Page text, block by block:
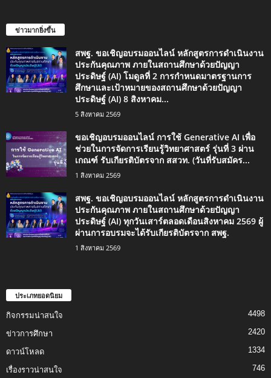
ข่าวมากยิ่งขึ้น
สพฐ. ขอเชิญอบรมออนไลน์ หลักสูตรการดำเนินงาน
ประกันคุณภาพ ภายในสถานศึกษาด้วยปัญญา
ประดิษฐ์ (AI) โมดูลที่ 2 การกำหนดมาตรฐานการ
ศึกษาและเป้าหมายของสถานศึกษาด้วยปัญญา
ประดิษฐ์ (AI) 8 สิงหาคม...
5 สิงหาคม 2569
ขอเชิญอบรมออนไลน์ การใช้ Generative AI เพื่อ
ช่วยในการจัดการเรียนรู้วิทยาศาสตร์ รุ่นที่ 3 ผ่าน
เกณฑ์ รับเกียรติบัตรจาก สสวท. (วันที่รับสมัคร...
1 สิงหาคม 2569
สพฐ. ขอเชิญอบรมออนไลน์ หลักสูตรการดำเนินงาน
ประกันคุณภาพ ภายในสถานศึกษาด้วยปัญญา
ประดิษฐ์ (AI) ทุกวันเสาร์ตลอดเดือนสิงหาคม 2569 ผู้
ผ่านการอบรมจะได้รับเกียรติบัตรจาก สพฐ.
1 สิงหาคม 2569
ประเภทยอดนิยม
กิจกรรมน่าสนใจ 4498
ข่าวการศึกษา 2420
ดาวน์โหลด 1334
เรื่องราวน่าสนใจ 746